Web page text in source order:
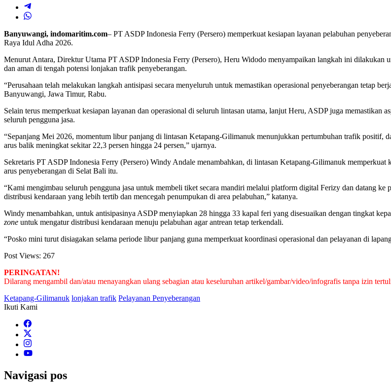
Banyuwangi, indomaritim.com– PT ASDP Indonesia Ferry (Persero) memperkuat kesiapan layanan pelabuhan
Raya Idul Adha 2026.
Menurut Antara, Direktur Utama PT ASDP Indonesia Ferry (Persero), Heru Widodo menyampaikan langkah ini dilakukan
dan aman di tengah potensi lonjakan trafik penyeberangan.
“Perusahaan telah melakukan langkah antisipasi secara menyeluruh untuk memastikan operasional penyeberangan tetap
Banyuwangi, Jawa Timur, Rabu.
Selain terus memperkuat kesiapan layanan dan operasional di seluruh lintasan utama, lanjut Heru, ASDP juga memastikan
seluruh pengguna jasa.
“Sepanjang Mei 2026, momentum libur panjang di lintasan Ketapang-Gilimanuk menunjukkan pertumbuhan trafik positif,
arus balik meningkat sekitar 22,3 persen hingga 24 persen,” ujarnya.
Sekretaris PT ASDP Indonesia Ferry (Persero) Windy Andale menambahkan, di lintasan Ketapang-Gilimanuk
arus penyeberangan di Selat Bali itu.
“Kami mengimbau seluruh pengguna jasa untuk membeli tiket secara mandiri melalui platform digital Ferizy dan datang
distribusi kendaraan yang lebih tertib dan mencegah penumpukan di area pelabuhan,” katanya.
Windy menambahkan, untuk antisipasinya ASDP menyiapkan 28 hingga 33 kapal feri yang disesuaikan dengan tingkat
zone untuk mengatur distribusi kendaraan menuju pelabuhan agar antrean tetap terkendali.
“Posko mini turut disiagakan selama periode libur panjang guna memperkuat koordinasi operasional dan pelayanan di
Post Views: 267
PERINGATAN!
Dilarang mengambil dan/atau menayangkan ulang sebagian atau keseluruhan artikel/gambar/video/infografis tanpa izin
Ketapang-Gilimanuk lonjakan trafik Pelayanan Penyeberangan
Ikuti Kami
Navigasi pos